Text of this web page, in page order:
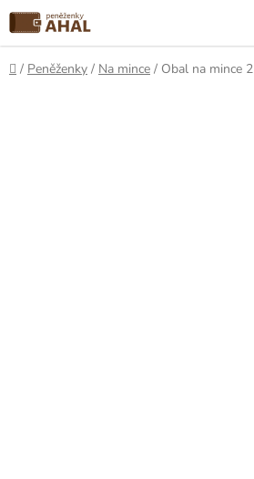
Přejít
na
obsah
Domů
/ Peněženky / Na mince / Obal na mince 2